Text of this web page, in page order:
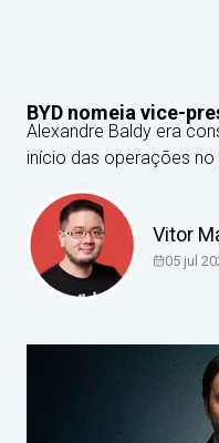
BYD nomeia vice-
Alexandre Baldy era
início das operações no
Vitor
05 jul